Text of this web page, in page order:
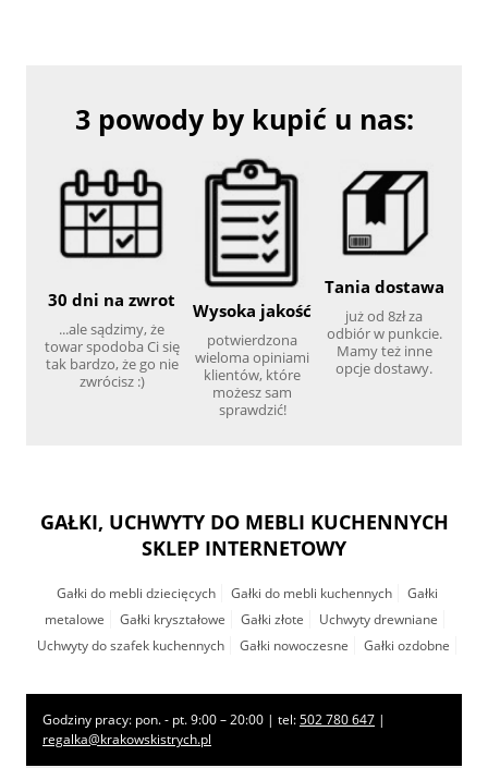
3 powody by kupić u nas:
30 dni na zwrot
...ale sądzimy, że
towar spodoba Ci się
tak bardzo, że go nie
zwrócisz :)
Wysoka jakość
potwierdzona
wieloma opiniami
klientów, które
możesz sam
sprawdzić!
Tania dostawa
już od 8zł za
odbiór w punkcie.
Mamy też inne
opcje dostawy.
GAŁKI, UCHWYTY DO MEBLI KUCHENNYCH
SKLEP INTERNETOWY
Gałki do mebli dziecięcych Gałki do mebli kuchennych
Gałki
metalowe
Gałki kryształowe Gałki złote
Uchwyty drewniane
Uchwyty do szafek kuchennych
Gałki nowoczesne Gałki ozdobne
Godziny pracy: pon. - pt. 9:00 – 20:00 | tel:502 780 647 |
regalka@krakowskistrych.pl